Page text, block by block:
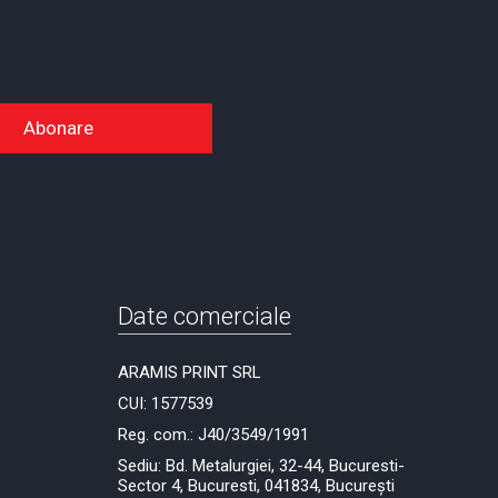
Abonare
Date comerciale
ARAMIS PRINT SRL
CUI: 1577539
Reg. com.: J40/3549/1991
Sediu: Bd. Metalurgiei, 32-44, Bucuresti-
Sector 4, Bucuresti, 041834, București